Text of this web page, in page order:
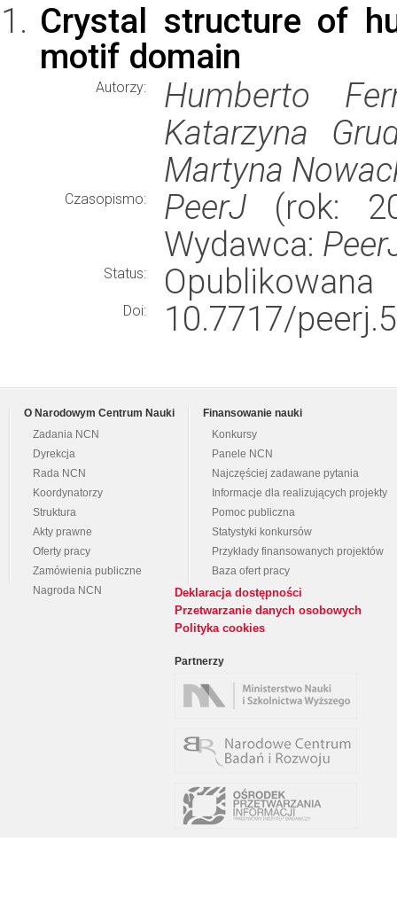
Crystal structure of
motif domain
Autorzy:
Humberto
Katarzyna
Martyna
Czasopismo: PeerJ (rok:
Wydawca:
Status: Opublikowana
Doi: 10.7717/
O Narodowym Centrum Nauki
Zadania NCN
Dyrekcja
Rada NCN
Koordynatorzy
Struktura
Akty prawne
Oferty pracy
Zamówienia publiczne
Nagroda NCN
Finansowanie nauki
Konkursy
Panele NCN
Najczęściej zadawane pytania
Informacje dla realizujących projekty
Pomoc publiczna
Statystyki konkursów
Przykłady finansowanych projektów
Baza ofert pracy
Deklaracja dostępności
Przetwarzanie danych osobowych
Polityka cookies
Partnerzy